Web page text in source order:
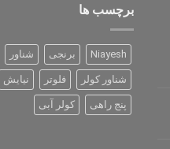
برچسب ها
Niayesh برنجی شناور
شناور کولر فلوتر نیایش
پنج راهی کولر آبی